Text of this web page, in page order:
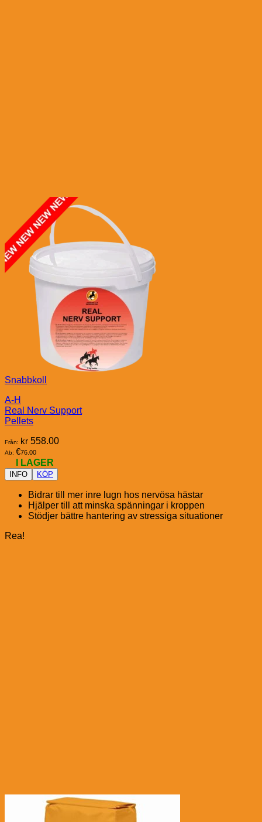
Snabbkoll
A-H
Real Nerv Support
Pellets
Från: kr 558.00
Ab: €76.00
I LAGER
INFO KÖP
Bidrar till mer inre lugn hos nervösa hästar
Hjälper till att minska spänningar i kroppen
Stödjer bättre hantering av stressiga situationer
Rea!